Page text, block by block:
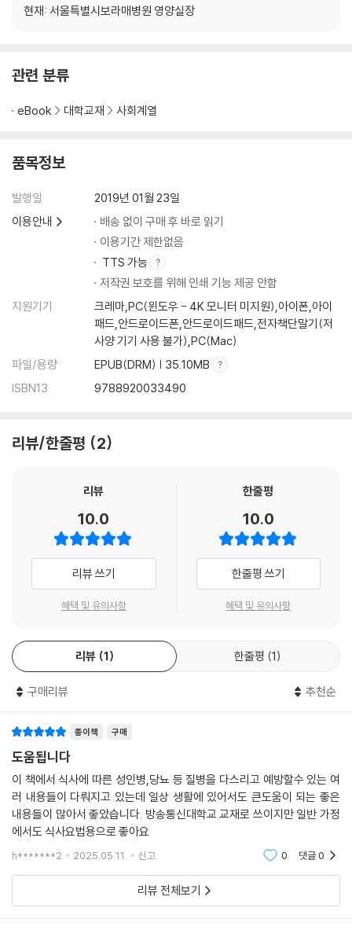
현재: 서울특별시보라매병원 영양실장
관련 분류
eBook 대학교재 사회계열
품목정보
발행일
2019년 01월 23일
이용안내
배송 없이 구매 후 바로 읽기
이용기간 제한없음
TTS 가능
저작권 보호를 위해 인쇄 기능 제공 안함
지원기기
크레마,PC(윈도우 - 4K 모니터 미지원),아이폰,아이
패드,안드로이드폰,안드로이드패드,전자책단말기(저
사양 기기 사용 불가),PC(Mac)
파일/용량
EPUB(DRM) | 35.10MB
ISBN13
9788920033490
리뷰/한줄평 2
리뷰
10.0
리뷰 쓰기
혜택 및 유의사항
한줄평
10.0
한줄평 쓰기
혜택 및 유의사항
리뷰 1 한줄평 1
구매리뷰 추천순
종이책 구매
도움됩니다
이 책에서 식사에 따른 성인병,당뇨 등 질병을 다스리고 예방할수 있는 여
러 내용들이 다뤄지고 있는데 일상 생활에 있어서도 큰도움이 되는 좋은
내용들이 많아서 좋았습니다. 방송통신대학교 교재로 쓰이지만 일반 가정
에서도 식사요법용으로 좋아요
h*******2 2025.05.11. 신고 0 댓글0
리뷰 전체보기